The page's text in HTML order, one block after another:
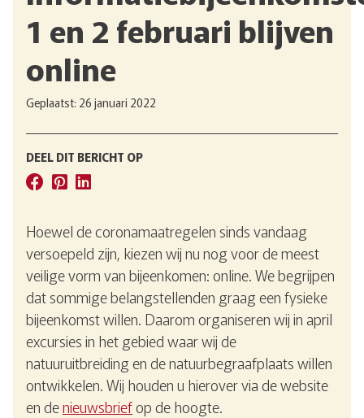
1 en 2 februari blijven
online
Geplaatst: 26 januari 2022
DEEL DIT BERICHT OP
Hoewel de coronamaatregelen sinds vandaag
versoepeld zijn, kiezen wij nu nog voor de meest
veilige vorm van bijeenkomen: online. We begrijpen
dat sommige belangstellenden graag een fysieke
bijeenkomst willen. Daarom organiseren wij in april
excursies in het gebied waar wij de
natuuruitbreiding en de natuurbegraafplaats willen
ontwikkelen. Wij houden u hierover via de website
en denieuwsbriefop de hoogte.